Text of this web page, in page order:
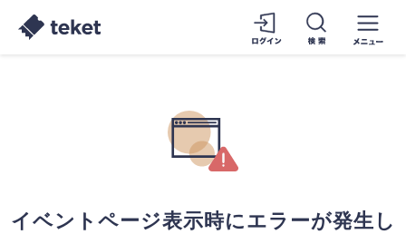
イベントページ表示時にエラーが発生し